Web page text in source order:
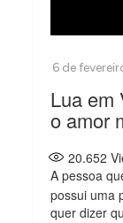
Lua em
o amor
20.652
A pessoa
possui uma
quer dizer